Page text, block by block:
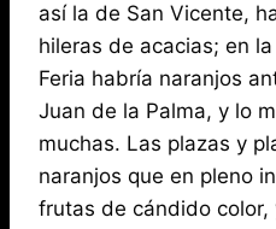
así la de San Vicente,
hileras de acacias; en
Feria habría naranjos
Juan de la Palma, y lo
muchas. Las plazas y
naranjos que en pleno
frutas de cándido color,